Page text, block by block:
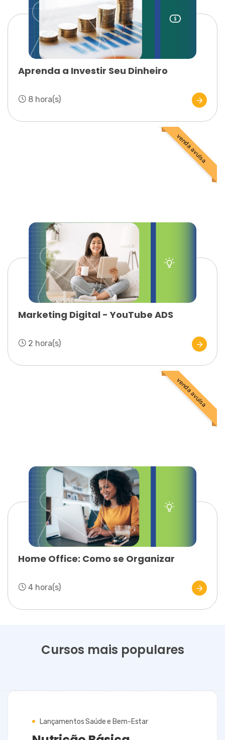
Aprenda a Investir Seu Dinheiro
8 hora(s)
venda avulsa
Marketing Digital - YouTube ADS
2 hora(s)
venda avulsa
Home Office: Como se Organizar
4 hora(s)
Cursos mais populares
Lançamentos Saúde e Bem-Estar